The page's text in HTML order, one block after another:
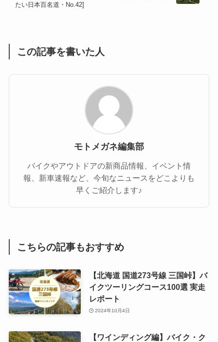
(1) (55)
たい日本百名道・No.42]
この記事を書いた人
モトメガネ編集部
バイクやアウトドアの新商品情報、イベント情
報、新車速報など、今旬なニュースをどこよりも
早くご紹介します♪
こちらの記事もおすすめ
【北海道 国道273号線 三国峠】バ
イクツーリングコース100選 実走
レポート
2024年10月4日
【ワインディング編】バイク・ク